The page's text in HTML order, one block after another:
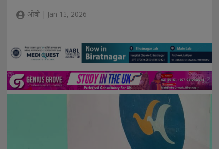
ओबी | Jan 13, 2026